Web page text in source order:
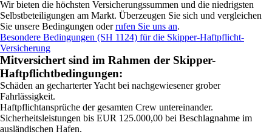
Wir bieten die höchsten Versicherungssummen und die niedrigsten
Selbstbeteiligungen am Markt. Überzeugen Sie sich und vergleichen
Sie unsere Bedingungen oderrufen Sie uns an.
Besondere Bedingungen (SH 1124) für die Skipper-Haftpflicht-
Versicherung
Mitversichert sind im Rahmen der Skipper-
Haftpflichtbedingungen:
Schäden an gecharterter Yacht bei nachgewiesener grober
Fahrlässigkeit.
Haftpflichtansprüche der gesamten Crew untereinander.
Sicherheitsleistungen bis EUR 125.000,00 bei Beschlagnahme im
ausländischen Hafen.